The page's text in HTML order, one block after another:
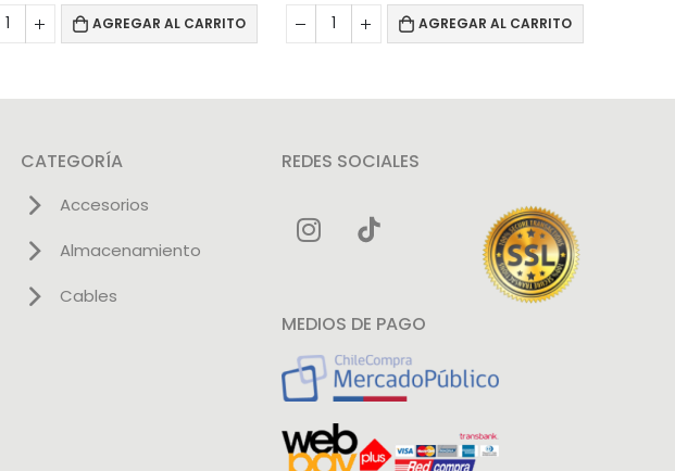
AGREGAR AL CARRITO AGREGAR AL CARRITO
CATEGORÍA
Accesorios
Almacenamiento
Cables
REDES SOCIALES
MEDIOS DE PAGO